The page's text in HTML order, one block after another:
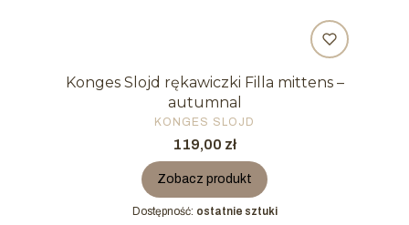
Konges Slojd rękawiczki Filla mittens –
autumnal
PRODUCENT
KONGES SLOJD
Cena
119,00 zł
Zobacz produkt
Dostępność: ostatnie sztuki